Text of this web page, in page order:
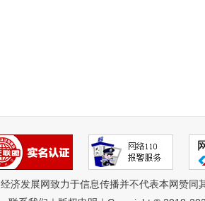
经济发展网致力于信息传播并不代表本网赞同